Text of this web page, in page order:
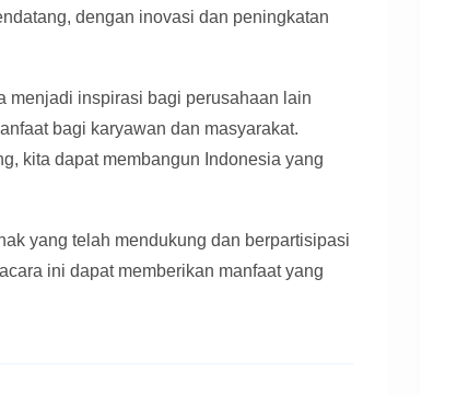
dengan inovasi dan peningkatan
menjadi inspirasi bagi perusahaan lain
bagi karyawan dan masyarakat.
kita dapat membangun Indonesia yang
yang telah mendukung dan berpartisipasi
ini dapat memberikan manfaat yang